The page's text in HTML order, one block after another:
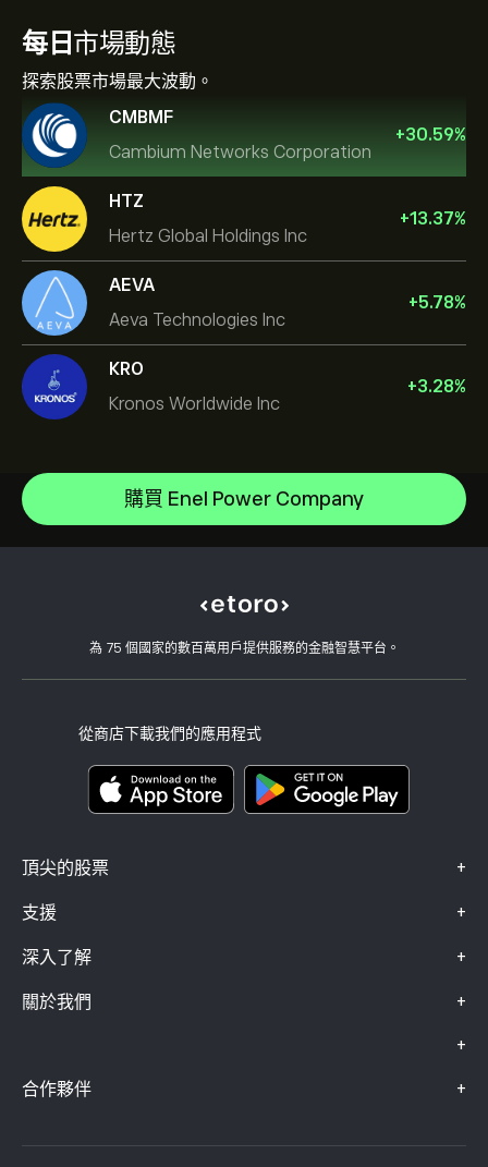
每日 市場動態
探索股票市場最大波動。
CMBMF
Cambium Networks Corporation
+30.59%
HTZ
Hertz Global Holdings Inc
+13.37%
AEVA
Aeva Technologies Inc
+5.78%
KRO
Kronos Worldwide Inc
+3.28%
購買 Enel Power Company
為 75 個國家的數百萬用戶提供服務的金融智慧平台。
從商店下載我們的應用程式
頂尖的股票 +
NVIDIA Corporation
Microsoft
Apple
支援 +
如何存款
如何提款
開設帳戶
用戶端漏洞
深入了解 +
CopyTrading 如何運作
負責任的交易
關於我們 +
為什麼選擇 eToro
我們的辦事處
+
風險揭露
關鍵資訊文件
投訴資料（FCA 客戶）
合作夥伴 +
投資保險